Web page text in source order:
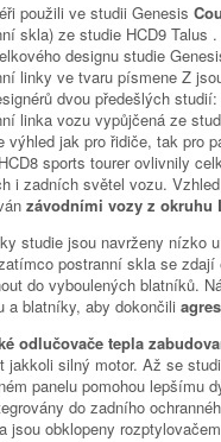
použili ve studii Genesis
skla) ze studie HCD9 Talus
designu studie
linky ve tvaru písmene Z
dvou předešlých studií:
linka vozu vypůjčená ze
výhled jak pro řidiče, tak pro
sports tourer ovlivnily
i zadních světel vozu.
závodními vozy z okruhu
studie jsou navrženy nízko
postranní skla se
do vyboulených blatníků.
a blatníky, aby dokončili
odlučovače tepla
jakkoli silný motor. Až se
panelu pomohou lepšímu
do zadního
jsou obklopeny